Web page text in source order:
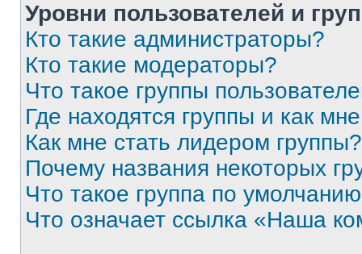
Уровни пользователей и
Кто такие администраторы?
Кто такие модераторы?
Что такое группы
Где находятся группы и как
Как мне стать лидером группы?
Почему названия некоторых
Что такое группа по
Что означает ссылка «Наша